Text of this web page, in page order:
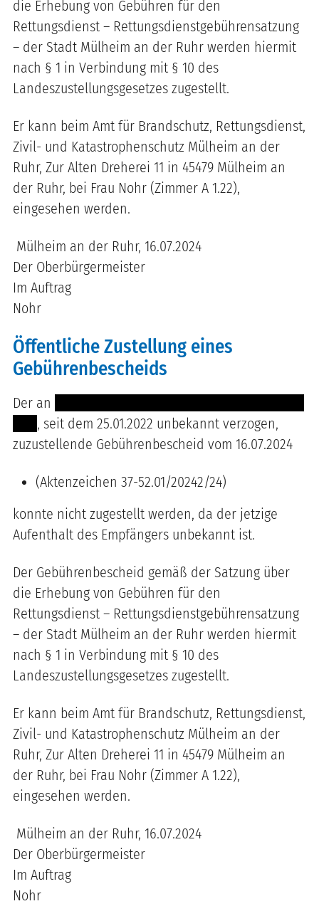
die Erhebung von Gebühren für den
Rettungsdienst – Rettungsdienstgebührensatzung
– der Stadt Mülheim an der Ruhr werden hiermit
nach § 1 in Verbindung mit § 10 des
Landeszustellungsgesetzes zugestellt.
Er kann beim Amt für Brandschutz, Rettungsdienst,
Zivil- und Katastrophenschutz Mülheim an der
Ruhr, Zur Alten Dreherei 11 in 45479 Mülheim an
der Ruhr, bei Frau Nohr (Zimmer A 1.22),
eingesehen werden.
Mülheim an der Ruhr, 16.07.2024
Der Oberbürgermeister
Im Auftrag
Nohr
Öffentliche Zustellung eines
Gebührenbescheids
Der an
, seit dem 25.01.2022 unbekannt verzogen,
zuzustellende Gebührenbescheid vom 16.07.2024
(Aktenzeichen 37-52.01/20242/24)
konnte nicht zugestellt werden, da der jetzige
Aufenthalt des Empfängers unbekannt ist.
Der Gebührenbescheid gemäß der Satzung über
die Erhebung von Gebühren für den
Rettungsdienst – Rettungsdienstgebührensatzung
– der Stadt Mülheim an der Ruhr werden hiermit
nach § 1 in Verbindung mit § 10 des
Landeszustellungsgesetzes zugestellt.
Er kann beim Amt für Brandschutz, Rettungsdienst,
Zivil- und Katastrophenschutz Mülheim an der
Ruhr, Zur Alten Dreherei 11 in 45479 Mülheim an
der Ruhr, bei Frau Nohr (Zimmer A 1.22),
eingesehen werden.
Mülheim an der Ruhr, 16.07.2024
Der Oberbürgermeister
Im Auftrag
Nohr